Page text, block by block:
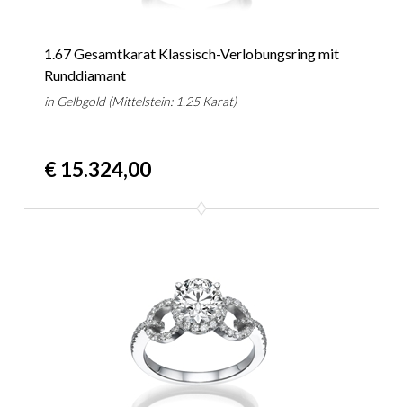
1.67 Gesamtkarat Klassisch-Verlobungsring mit
Runddiamant
in Gelbgold (Mittelstein: 1.25 Karat)
€ 15.324,00